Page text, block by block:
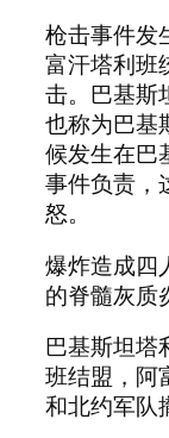
枪击事件发
富汗塔利班
击。巴基斯
也称为巴基
候发生在巴
事件负责，
怒。
爆炸造成四
的脊髓灰质
巴基斯坦塔
班结盟，阿
和北约军队